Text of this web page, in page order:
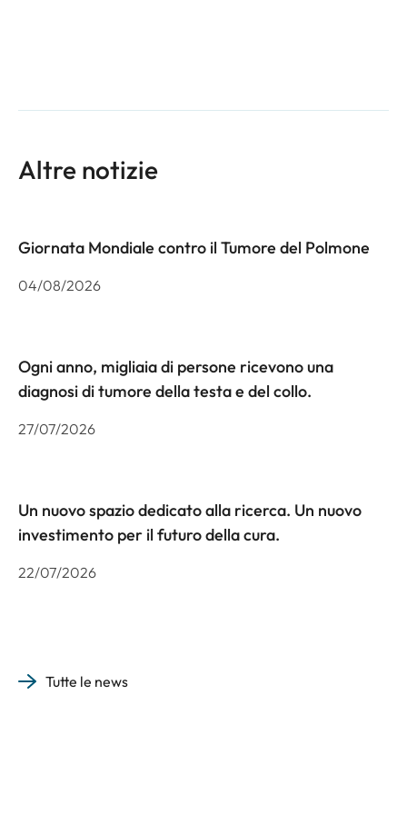
Altre notizie
Giornata Mondiale contro il Tumore del Polmone
04/08/2026
Ogni anno, migliaia di persone ricevono una
diagnosi di tumore della testa e del collo.
27/07/2026
Un nuovo spazio dedicato alla ricerca. Un nuovo
investimento per il futuro della cura.
22/07/2026
Tutte le news